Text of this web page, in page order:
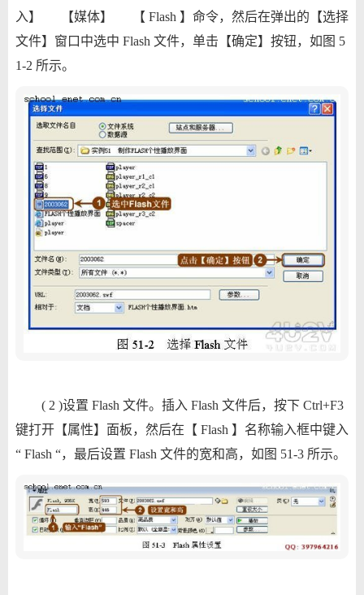
入】 【媒体】 【 Flash 】命令，然后在弹出的【选择
文件】窗口中选中 Flash 文件，单击【确定】按钮，如图 5
1-2 所示。
( 2 )设置 Flash 文件。插入 Flash 文件后，按下 Ctrl+F3
键打开【属性】面板，然后在【 Flash 】名称输入框中键入
“ Flash “，最后设置 Flash 文件的宽和高，如图 51-3 所示。